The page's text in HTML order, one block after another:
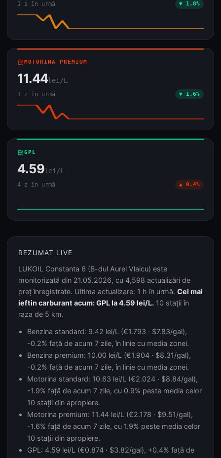
1 z în urmă ▼ 1.8%
local_gas_stationMOTORINA PREMIUM
11.44lei/L
1 z în urmă ▼ 1.6%
local_gas_stationGPL
4.59lei/L
4 z în urmă ▲ 0.4%
REZUMAT LIVE
LUKOIL Constanta 6 (B-dul Aurel Vlaicu) este
monitorizată din 21.05.2026, cu 4,598 actualizări de
preț înregistrate. Ultima actualizare: 1 h în urmă. Cel mai
ieftin carburant acum: GPL la 4.59 lei/L. 10 stații în
raza de 5 km.
Benzina standard: 9.42 lei/L (€1.793 · $7.83/gal),
-0.2% față de acum 7 zile, în linie cu media zonei.
Benzina premium: 10.00 lei/L (€1.904 · $8.31/gal),
-0.2% față de acum 7 zile, în linie cu media zonei.
Motorina standard: 10.63 lei/L (€2.024 · $8.84/gal),
-1.9% față de acum 7 zile, cu 0.9% peste media celor
10 stații din apropiere.
Motorina premium: 11.44 lei/L (€2.178 · $9.51/gal),
-1.6% față de acum 7 zile, cu 1.9% peste media celor
10 stații din apropiere.
GPL: 4.59 lei/L (€0.874 · $3.82/gal), +0.4% față de